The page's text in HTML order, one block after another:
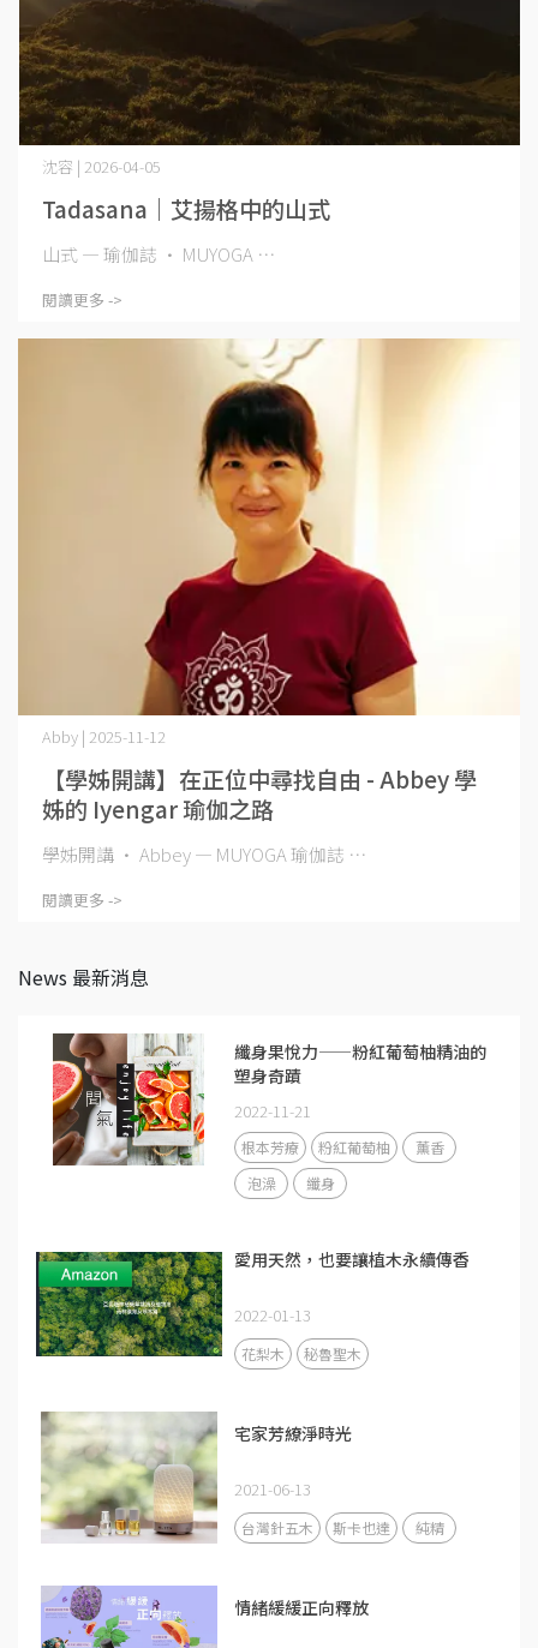
Tadasana｜艾揚格中的山式
沈容 | 2026-04-05
山式 — 瑜伽誌 · MUYOGA ⋯
閱讀更多 ->
【學姊開講】在正位中尋找自由 - Abbey 學
姊的 Iyengar 瑜伽之路
Abby | 2025-11-12
學姊開講 · Abbey — MUYOGA 瑜伽誌 ⋯
閱讀更多 ->
News 最新消息
纖身果悅力——粉紅葡萄柚精油的
塑身奇蹟
2022-11-21
根本芳療 粉紅葡萄柚
薰香
泡澡
纖身
愛用天然，也要讓植木永續傳香
2022-01-13
花梨木 秘魯聖木
宅家芳繚淨時光
2021-06-13
台灣針五木 斯卡也達 純精
情緒緩緩正向釋放